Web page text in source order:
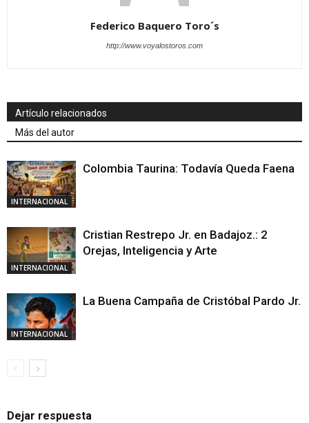
Federico Baquero Toro´s
http://www.voyalostoros.com
Artículo relacionados
Más del autor
INTERNACIONAL
Colombia Taurina: Todavía Queda Faena
INTERNACIONAL
Cristian Restrepo Jr. en Badajoz.: 2
Orejas, Inteligencia y Arte
INTERNACIONAL
La Buena Campaña de Cristóbal Pardo Jr.
Dejar respuesta